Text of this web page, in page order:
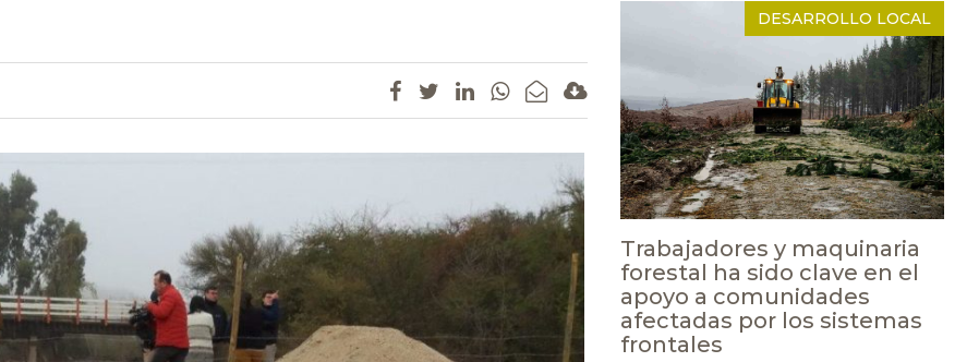
DESARROLLO LOCAL
Trabajadores y maquinaria
forestal ha sido clave en el
apoyo a comunidades
afectadas por los sistemas
frontales